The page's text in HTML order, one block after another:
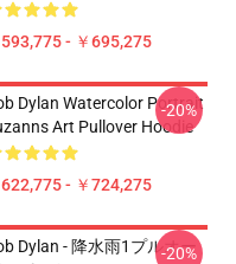
593,775 - ￥695,275
Dylan Watercolor Portrait
Art Pullover Hoodie
622,775 - ￥724,275
-20%
Dylan - 降水雨1プルオー
-20%